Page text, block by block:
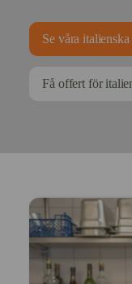
Se våra
Få offert för